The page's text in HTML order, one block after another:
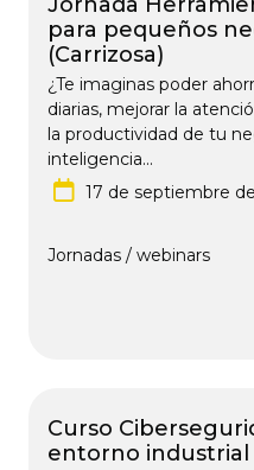
para pequeños
(Carrizosa)
¿Te imaginas poder
diarias, mejorar la
la productividad de tu
inteligencia...
17 de septiembre
Jornadas / webinars
Curso
entorno industrial